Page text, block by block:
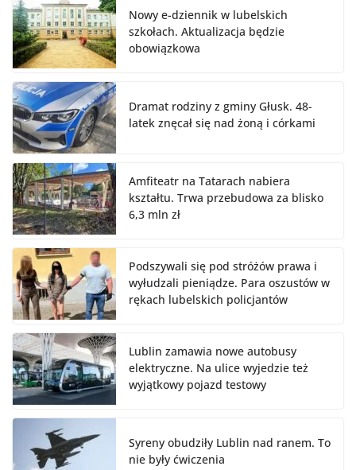
Nowy e-dziennik w lubelskich
szkołach. Aktualizacja będzie
obowiązkowa
Dramat rodziny z gminy Głusk. 48-
latek znęcał się nad żoną i córkami
Amfiteatr na Tatarach nabiera
kształtu. Trwa przebudowa za blisko
6,3 mln zł
Podszywali się pod stróżów prawa i
wyłudzali pieniądze. Para oszustów w
rękach lubelskich policjantów
Lublin zamawia nowe autobusy
elektryczne. Na ulice wyjedzie też
wyjątkowy pojazd testowy
Syreny obudziły Lublin nad ranem. To
nie były ćwiczenia